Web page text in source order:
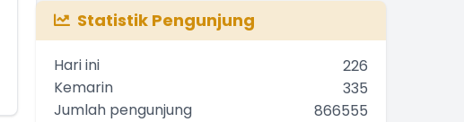
Statistik Pengunjung
Hari ini
226
Kemarin
335
Jumlah pengunjung
866555